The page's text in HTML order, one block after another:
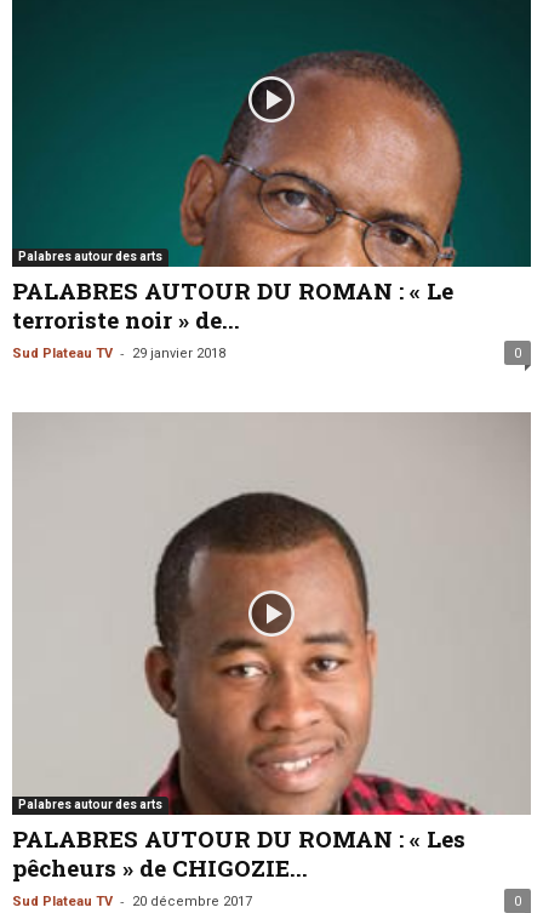
Palabres autour des arts
PALABRES AUTOUR DU ROMAN : « Le
terroriste noir » de...
Sud Plateau TV - 29 janvier 2018 0
Palabres autour des arts
PALABRES AUTOUR DU ROMAN : « Les
pêcheurs » de CHIGOZIE...
Sud Plateau TV - 20 décembre 2017 0